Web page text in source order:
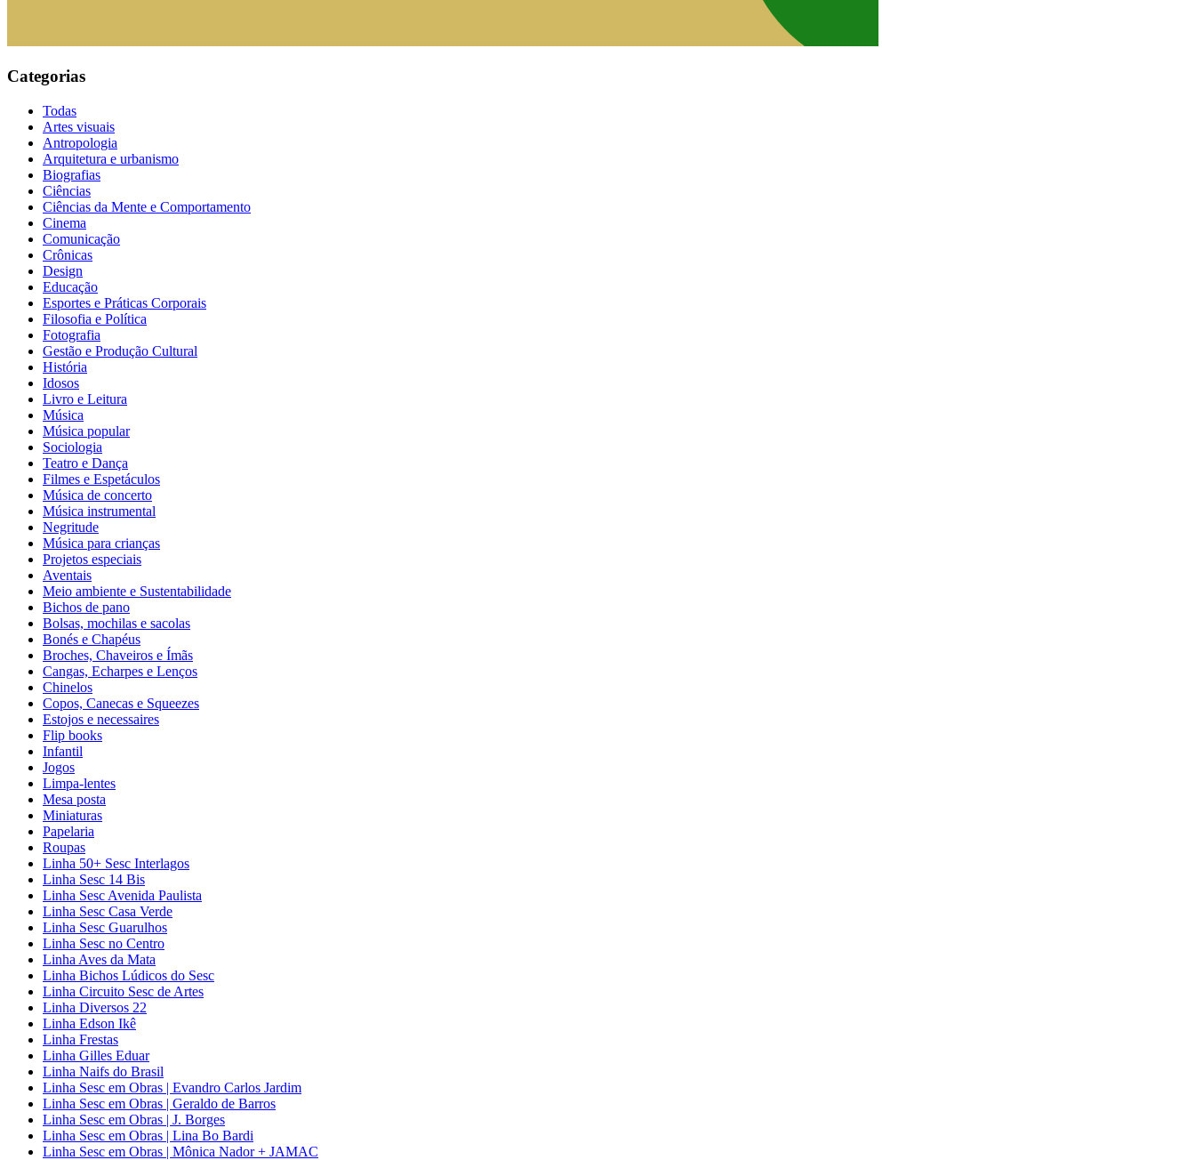
Categorias
Todas
Artes visuais
Antropologia
Arquitetura e urbanismo
Biografias
Ciências
Ciências da Mente e Comportamento
Cinema
Comunicação
Crônicas
Design
Educação
Esportes e Práticas Corporais
Filosofia e Política
Fotografia
Gestão e Produção Cultural
História
Idosos
Livro e Leitura
Música
Música popular
Sociologia
Teatro e Dança
Filmes e Espetáculos
Música de concerto
Música instrumental
Negritude
Música para crianças
Projetos especiais
Aventais
Meio ambiente e Sustentabilidade
Bichos de pano
Bolsas, mochilas e sacolas
Bonés e Chapéus
Broches, Chaveiros e Ímãs
Cangas, Echarpes e Lenços
Chinelos
Copos, Canecas e Squeezes
Estojos e necessaires
Flip books
Infantil
Jogos
Limpa-lentes
Mesa posta
Miniaturas
Papelaria
Roupas
Linha 50+ Sesc Interlagos
Linha Sesc 14 Bis
Linha Sesc Avenida Paulista
Linha Sesc Casa Verde
Linha Sesc Guarulhos
Linha Sesc no Centro
Linha Aves da Mata
Linha Bichos Lúdicos do Sesc
Linha Circuito Sesc de Artes
Linha Diversos 22
Linha Edson Ikê
Linha Frestas
Linha Gilles Eduar
Linha Naifs do Brasil
Linha Sesc em Obras | Evandro Carlos Jardim
Linha Sesc em Obras | Geraldo de Barros
Linha Sesc em Obras | J. Borges
Linha Sesc em Obras | Lina Bo Bardi
Linha Sesc em Obras | Mônica Nador + JAMAC